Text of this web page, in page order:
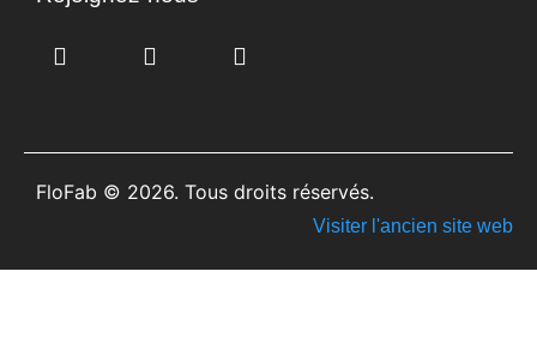
FloFab © 2026. Tous droits réservés.
Visiter l'ancien site web